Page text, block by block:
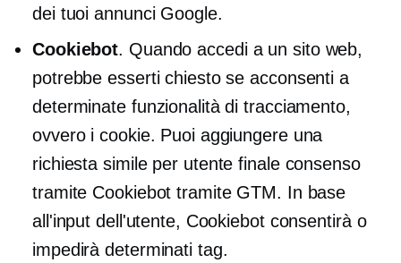
dei tuoi annunci Google.
Cookiebot. Quando accedi a un sito web,
potrebbe esserti chiesto se acconsenti a
determinate funzionalità di tracciamento,
ovvero i cookie. Puoi aggiungere una
richiesta simile per utente finaleconsenso
tramite Cookiebot tramite GTM. In base
all'input dell'utente, Cookiebot consentirà o
impedirà determinati tag.